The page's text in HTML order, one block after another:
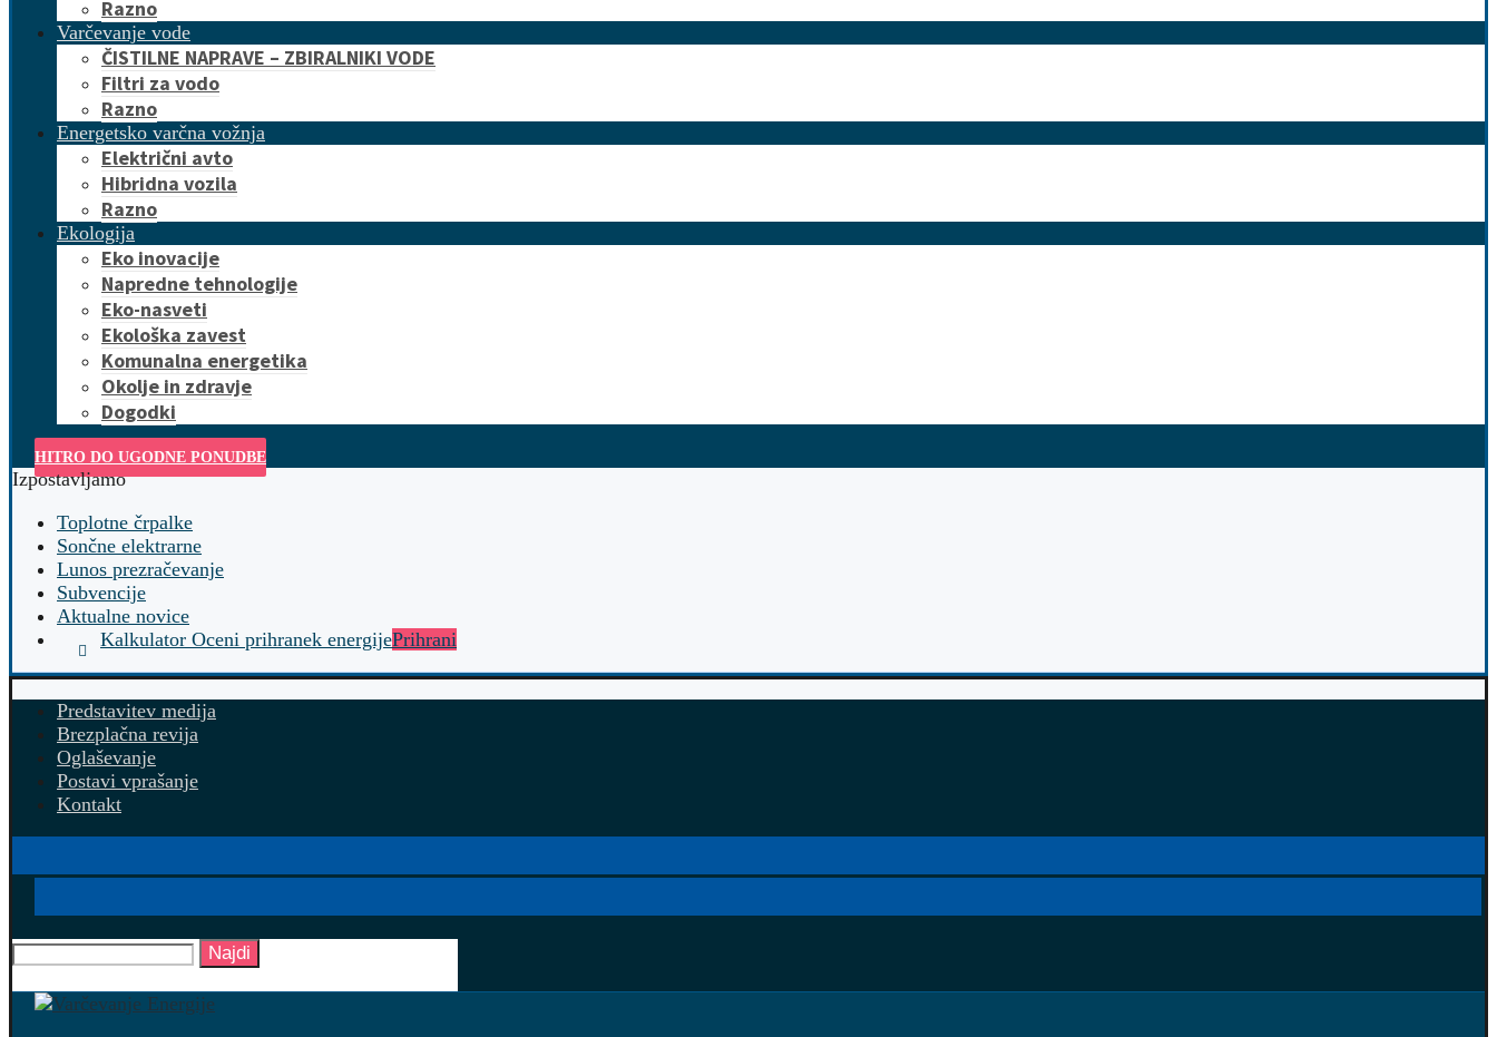
Razno
Varčevanje vode
ČISTILNE NAPRAVE – ZBIRALNIKI VODE
Filtri za vodo
Razno
Energetsko varčna vožnja
Električni avto
Hibridna vozila
Razno
Ekologija
Eko inovacije
Napredne tehnologije
Eko-nasveti
Ekološka zavest
Komunalna energetika
Okolje in zdravje
Dogodki
HITRO DO UGODNE PONUDBE
Izpostavljamo
Toplotne črpalke
Sončne elektrarne
Lunos prezračevanje
Subvencije
Aktualne novice
Kalkulator Oceni prihranek energijePrihrani
Predstavitev medija
Brezplačna revija
Oglaševanje
Postavi vprašanje
Kontakt
Najdi